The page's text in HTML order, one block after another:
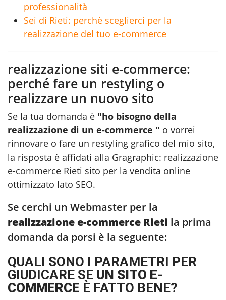
professionalità
Sei di Rieti: perchè sceglierci per la
realizzazione del tuo e-commerce
realizzazione siti e-commerce:
perché fare un restyling o
realizzare un nuovo sito
Se la tua domanda è "ho bisogno della
realizzazione di un e-commerce " o vorrei
rinnovare o fare un restyling grafico del mio sito,
la risposta è affidati alla Gragraphic: realizzazione
e-commerce Rieti sito per la vendita online
ottimizzato lato SEO.
Se cerchi un Webmaster per la
realizzazione e-commerce Rieti la prima
domanda da porsi è la seguente:
QUALI SONO I PARAMETRI PER
GIUDICARE SE UN SITO E-
COMMERCE È FATTO BENE?